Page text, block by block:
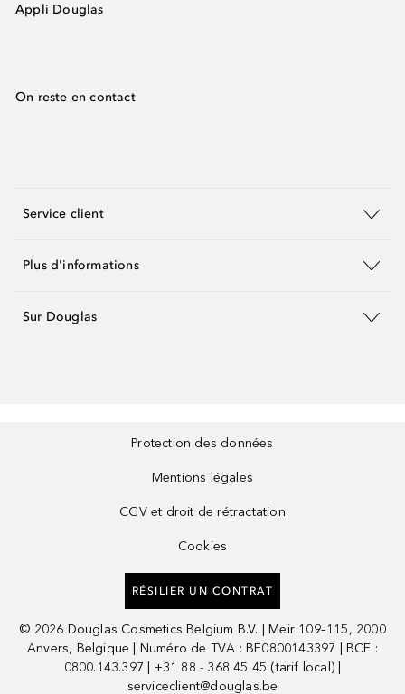
Appli Douglas
On reste en contact
Service client
Plus d'informations
Sur Douglas
Protection des données
Mentions légales
CGV et droit de rétractation
Cookies
RÉSILIER UN CONTRAT
© 2026 Douglas Cosmetics Belgium B.V. | Meir 109–115, 2000
Anvers, Belgique | Numéro de TVA : BE0800143397 | BCE :
0800.143.397 | +31 88 - 368 45 45 (tarif local) |
serviceclient@douglas.be